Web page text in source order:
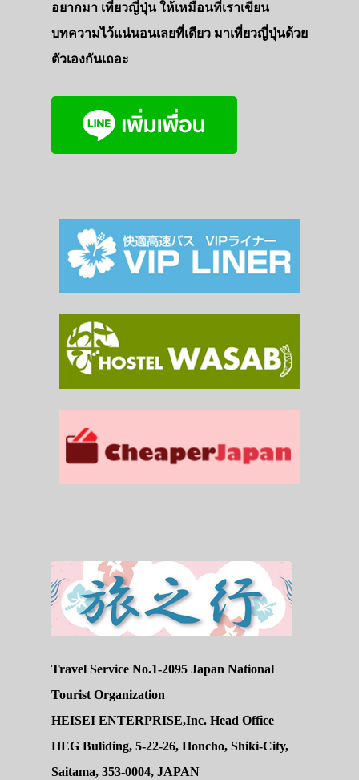
อยากมา เที่ยวญี่ปุ่น ให้เหมือนที่เราเขียน
บทความไว้แน่นอนเลยที่เดียว มาเที่ยวญี่ปุ่นด้วย
ตัวเองกันเถอะ
Travel Service No.1-2095 Japan National
Tourist Organization
HEISEI ENTERPRISE,Inc. Head Office
HEG Buliding, 5-22-26, Honcho, Shiki-City,
Saitama, 353-0004, JAPAN